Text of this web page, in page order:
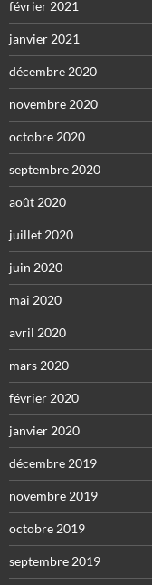
février 2021
janvier 2021
décembre 2020
novembre 2020
octobre 2020
septembre 2020
août 2020
juillet 2020
juin 2020
mai 2020
avril 2020
mars 2020
février 2020
janvier 2020
décembre 2019
novembre 2019
octobre 2019
septembre 2019